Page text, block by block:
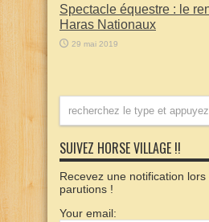
Spectacle équestre : le
Haras Nationaux
29 mai 2019
SUIVEZ HORSE VILLAGE !!
Recevez une notification
parutions !
Your email: